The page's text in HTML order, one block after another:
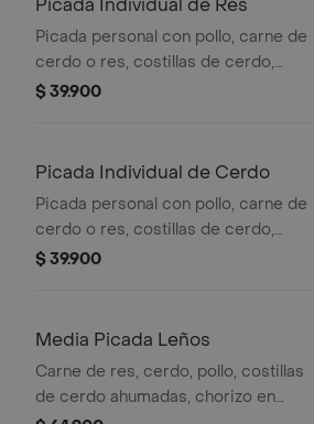
Picada Individual de Res
Picada personal con pollo, carne de
cerdo o res, costillas de cerdo,
plátano maduro, papa criolla y anillos
$ 39.900
Picada Individual de Cerdo
Picada personal con pollo, carne de
cerdo o res, costillas de cerdo,
plátano maduro, papa criolla y anillos
$ 39.900
Media Picada Leños
Carne de res, cerdo, pollo, costillas
de cerdo ahumadas, chorizo en